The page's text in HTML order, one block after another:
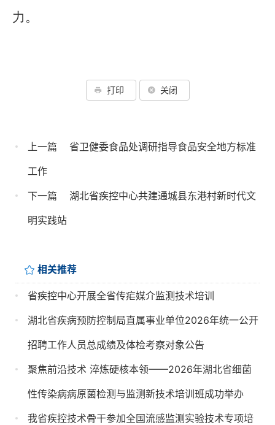
力。
打印 关闭
上一篇
省卫健委食品处调研指导食品安全地方标准
工作
下一篇
湖北省疾控中心共建通城县东港村新时代文
明实践站
相关推荐
省疾控中心开展全省传疟媒介监测技术培训
湖北省疾病预防控制局直属事业单位2026年统一公开
招聘工作人员总成绩及体检考察对象公告
聚焦前沿技术 淬炼硬核本领——2026年湖北省细菌
性传染病病原菌检测与监测新技术培训班成功举办
我省疾控技术骨干参加全国流感监测实验技术专项培